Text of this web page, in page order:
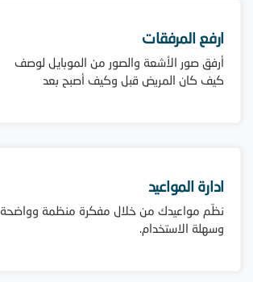
ارفع المرفقات
أرفق صور الأشعة والصور من الموبايل لوصف
كيف كان المريض قبل وكيف أصبح بعد
ادارة المواعيد
نظّم مواعيدك من خلال مفكرة منظمة وواضحة
وسهلة الاستخدام.